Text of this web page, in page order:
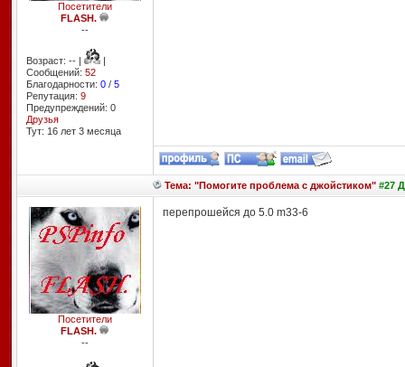
Посетители
FLASH.
--
Возраст: -- |
|
Сообщений: 52
Благодарности: 0/ 5
Репутация: 9
Предупреждений: 0
Друзья
Тут: 16 лет 3 месяцa
Тема: "Помогите проблема с джойстиком"#27
Посетители
FLASH.
--
перепрошейся до 5.0 m33-6